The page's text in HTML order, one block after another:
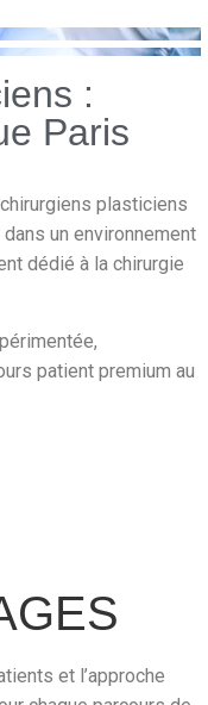
:
Paris
plasticiens
un environnement
dédié à la chirurgie
patient premium au
et l’approche